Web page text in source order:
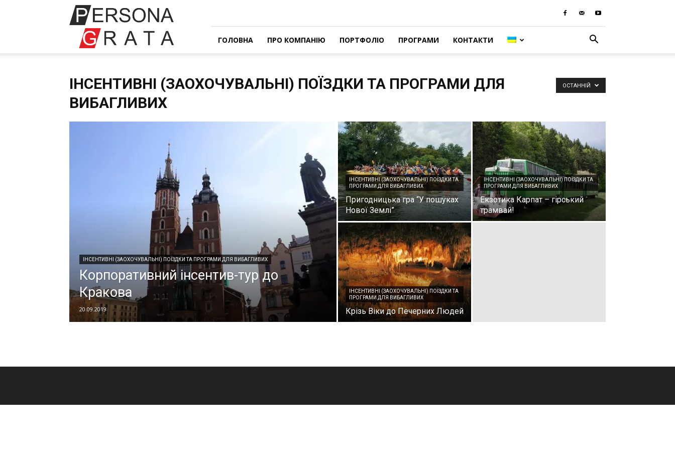
Івент
компанія
Персона
Грата
ГОЛОВНА ПРО КОМПАНІЮ ПОРТФОЛІО ПРОГРАМИ КОНТАКТИ
ІНСЕНТИВНІ (ЗАОХОЧУВАЛЬНІ) ПОЇЗДКИ ТА ПРОГРАМИ ДЛЯ
ВИБАГЛИВИХ
ОСТАННІЙ
ІНСЕНТИВНІ (ЗАОХОЧУВАЛЬНІ) ПОЇЗДКИ ТА ПРОГРАМИ ДЛЯ ВИБАГЛИВИХ
Корпоративний інсентив-тур до
Кракова
20.09.2019
ІНСЕНТИВНІ (ЗАОХОЧУВАЛЬНІ) ПОЇЗДКИ ТА
ПРОГРАМИ ДЛЯ ВИБАГЛИВИХ
Пригодницька гра “У пошуках
Нової Землі”
ІНСЕНТИВНІ (ЗАОХОЧУВАЛЬНІ) ПОЇЗДКИ ТА
ПРОГРАМИ ДЛЯ ВИБАГЛИВИХ
Екзотика Карпат – гірський
трамвай!
ІНСЕНТИВНІ (ЗАОХОЧУВАЛЬНІ) ПОЇЗДКИ ТА
ПРОГРАМИ ДЛЯ ВИБАГЛИВИХ
Крізь Віки до Печерних Людей